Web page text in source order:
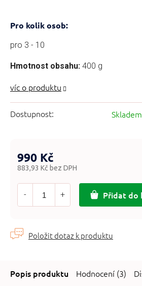
Dostupnost: Skladem
Pro kolik osob:
pro 3 - 10
Hmotnost obsahu: 400 g
990 Kč
883,93 Kč bez DPH
Měrná
Přidat do
Hodnocení (3)